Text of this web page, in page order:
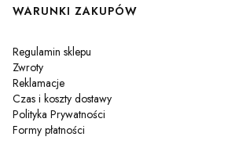
WARUNKI ZAKUPÓW
Regulamin sklepu
Zwroty
Reklamacje
Czas i koszty dostawy
Polityka Prywatności
Formy płatności